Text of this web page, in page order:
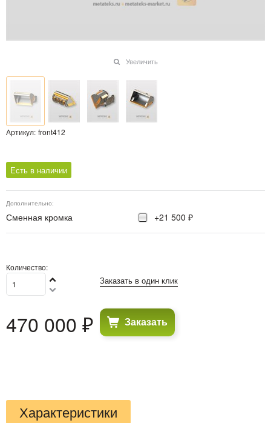
Увеличить
Артикул: front412
Есть в наличии
Дополнительно:
Сменная кромка +21 500 ₽
Количество:
470 000 ₽
Заказать в один клик
Заказать
Характеристики